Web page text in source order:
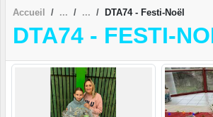
Accueil DTA74 - Festi-Noël
DTA74 - FESTI-